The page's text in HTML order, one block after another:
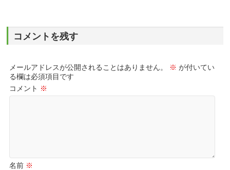
コメントを残す
メールアドレスが公開されることはありません。 ※ が付いてい
る欄は必須項目です
コメント ※
名前 ※